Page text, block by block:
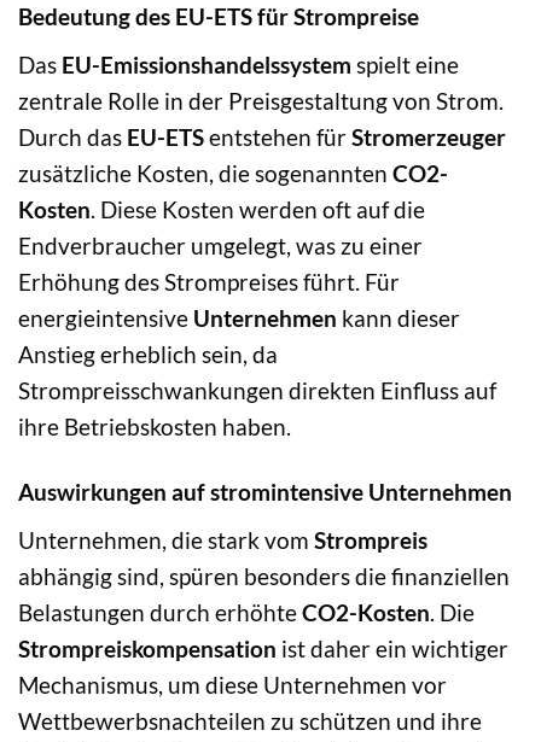
Bedeutung des EU-ETS für Strompreise
Das EU-Emissionshandelssystem spielt eine
zentrale Rolle in der Preisgestaltung von Strom.
Durch das EU-ETSentstehen fürStromerzeuger
zusätzliche Kosten, die sogenannten CO2-
Kosten . Diese Kosten werden oft auf die
Endverbraucher umgelegt, was zu einer
Erhöhung des Strompreises führt. Für
energieintensive Unternehmen kann dieser
Anstieg erheblich sein, da
Strompreisschwankungen direkten Einfluss auf
ihre Betriebskosten haben.
Auswirkungen auf stromintensive Unternehmen
Unternehmen, die stark vom Strompreis
abhängig sind, spüren besonders die finanziellen
Belastungen durch erhöhteCO2-Kosten. Die
Strompreiskompensation ist daher ein wichtiger
Mechanismus, um diese Unternehmen vor
Wettbewerbsnachteilen zu schützen und ihre